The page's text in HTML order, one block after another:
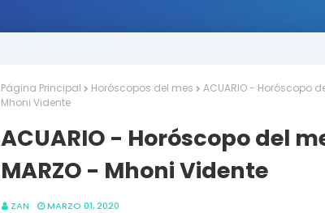
Página Principal Horóscopos del mes
ACUARIO - Horóscopo
Mhoni Vidente
ACUARIO - Horóscopo del
MARZO - Mhoni Vidente
ZAN MARZO 01, 2020